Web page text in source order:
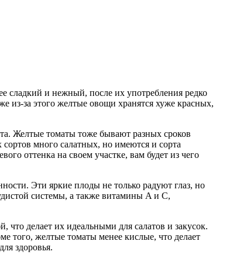
сладкий и нежный, после их употребления редко
из-за этого желтые овощи хранятся хуже красных,
Желтые томаты тоже бывают разных сроков
много салатных, но имеются и сорта
оттенка на своем участке, вам будет из чего
Эти яркие плоды не только радуют глаз, но
системы, а также витамины A и C,
делает их идеальными для салатов и закусок.
того, желтые томаты менее кислые, что делает
здоровья.